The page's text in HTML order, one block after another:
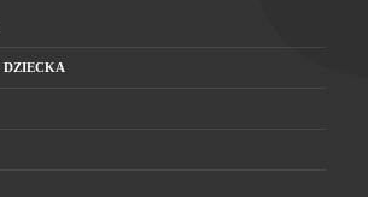
DZIECKA